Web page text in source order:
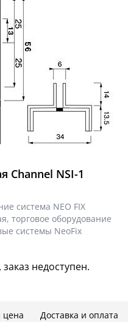
Channel NSI-1
система NEO FIX
, торговое оборудование
системы NeoFix
недоступен.
цена Доставка и оплата